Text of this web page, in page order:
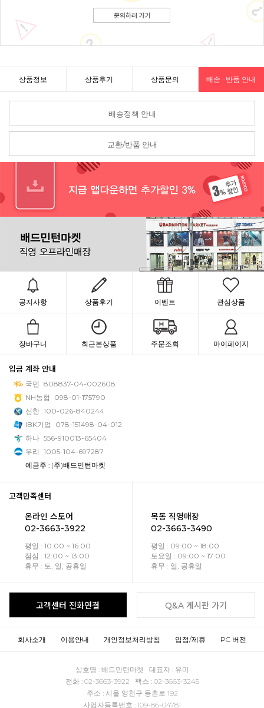
상품정보 상품후기 상품문의 배송 · 반품 안내
배송정책 안내
교환/반품 안내
공지사항 상품후기 이벤트 관심상품
장바구니 최근본상품 주문조회 마이페이지
입금 계좌 안내
국민 808837-04-002608
NH농협
098-01-175790
신한 100-026-840244
IBK기업
078-151498-04-012
하나 556-910013-65404
우리 1005-104-697287
예금주 : (주)배드민턴마켓
고객만족센터
온라인 스토어
02-3663-3922
평일 : 10:00 ~ 16:00
점심 : 12:00 ~ 13:00
휴무 : 토, 일, 공휴일
목동 직영매장
02-3663-3490
평일 : 09:00 ~ 18:00
토요일 : 09:00 ~ 17:00
휴무 : 일, 공휴일
고객센터 전화연결 Q&A 게시판 가기
회사소개 이용안내 개인정보처리방침 입점/제휴 PC 버전
상호명 : 배드민턴마켓 대표자 : 유미
전화 : 02-3663-3922 팩스 : 02-3663-3245
주소 : 서울 양천구 등촌로 192
사업자등록번호 : 109-86-04781